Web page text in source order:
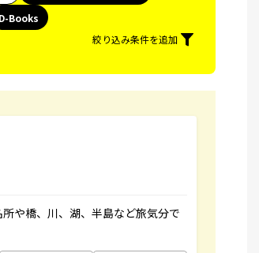
D-Books
絞り込み条件を追加
や橋、川、湖、半島など旅気分で